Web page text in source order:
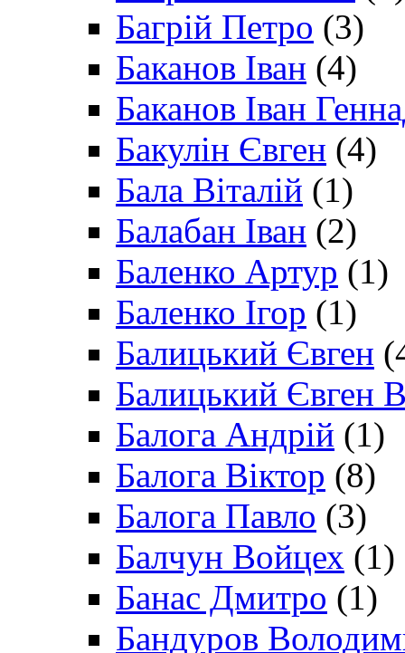
Багрій Петро (3)
Баканов Іван (4)
Баканов Іван
Бакулін Євген (4)
Бала Віталій (1)
Балабан Іван (2)
Баленко Артур (1)
Баленко Ігор (1)
Балицький Євген
Балицький Євген
Балога Андрій (1)
Балога Віктор (8)
Балога Павло (3)
Балчун Войцех (1)
Банас Дмитро (1)
Бандуров